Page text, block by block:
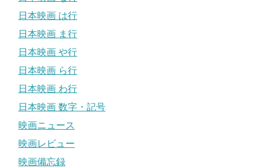
日本映画 は行
日本映画 ま行
日本映画 や行
日本映画 ら行
日本映画 わ行
日本映画 数字・記号
映画ニュース
映画レビュー
映画備忘録